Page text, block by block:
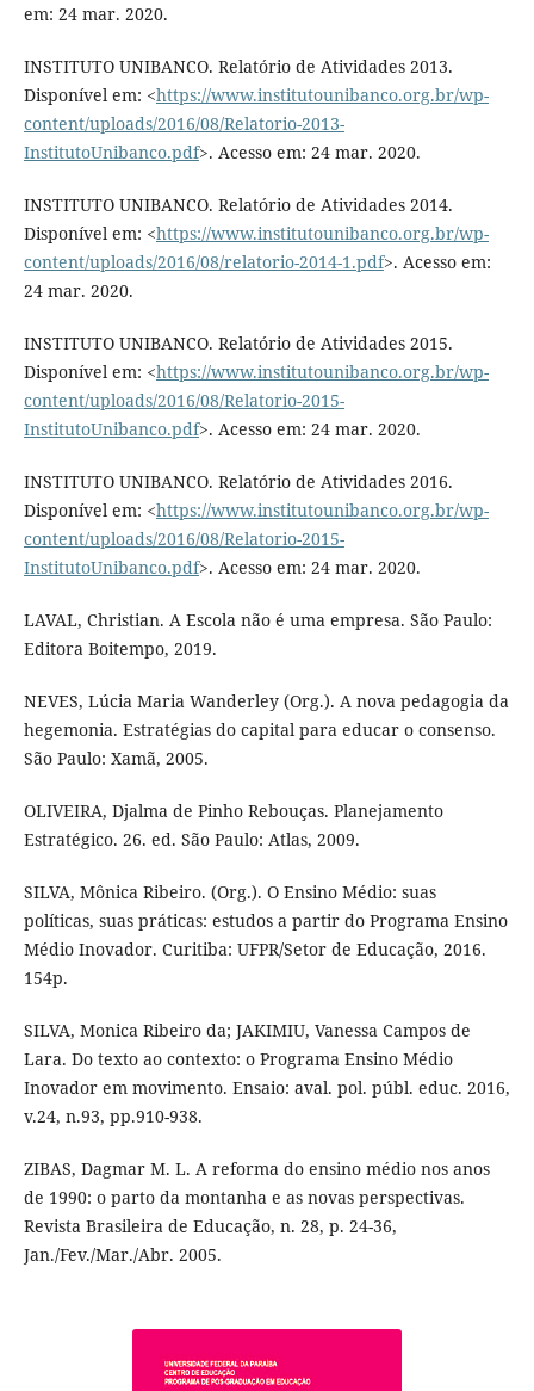
em: 24 mar. 2020.
INSTITUTO UNIBANCO. Relatório de Atividades 2013.
Disponível em: <https://www.institutounibanco.org.br/wp-
content/uploads/2016/08/Relatorio-2013-
InstitutoUnibanco.pdf>. Acesso em: 24 mar. 2020.
INSTITUTO UNIBANCO. Relatório de Atividades 2014.
Disponível em: <https://www.institutounibanco.org.br/wp-
content/uploads/2016/08/relatorio-2014-1.pdf>. Acesso em:
24 mar. 2020.
INSTITUTO UNIBANCO. Relatório de Atividades 2015.
Disponível em: <https://www.institutounibanco.org.br/wp-
content/uploads/2016/08/Relatorio-2015-
InstitutoUnibanco.pdf>. Acesso em: 24 mar. 2020.
INSTITUTO UNIBANCO. Relatório de Atividades 2016.
Disponível em: <https://www.institutounibanco.org.br/wp-
content/uploads/2016/08/Relatorio-2015-
InstitutoUnibanco.pdf>. Acesso em: 24 mar. 2020.
LAVAL, Christian. A Escola não é uma empresa. São Paulo:
Editora Boitempo, 2019.
NEVES, Lúcia Maria Wanderley (Org.). A nova pedagogia da
hegemonia. Estratégias do capital para educar o consenso.
São Paulo: Xamã, 2005.
OLIVEIRA, Djalma de Pinho Rebouças. Planejamento
Estratégico. 26. ed. São Paulo: Atlas, 2009.
SILVA, Mônica Ribeiro. (Org.). O Ensino Médio: suas
políticas, suas práticas: estudos a partir do Programa Ensino
Médio Inovador. Curitiba: UFPR/Setor de Educação, 2016.
154p.
SILVA, Monica Ribeiro da; JAKIMIU, Vanessa Campos de
Lara. Do texto ao contexto: o Programa Ensino Médio
Inovador em movimento. Ensaio: aval. pol. públ. educ. 2016,
v.24, n.93, pp.910-938.
ZIBAS, Dagmar M. L. A reforma do ensino médio nos anos
de 1990: o parto da montanha e as novas perspectivas.
Revista Brasileira de Educação, n. 28, p. 24-36,
Jan./Fev./Mar./Abr. 2005.